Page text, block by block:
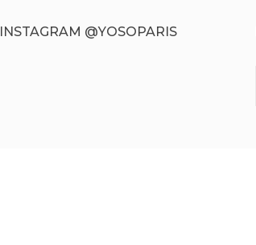
INSTAGRAM @YOSOPARIS